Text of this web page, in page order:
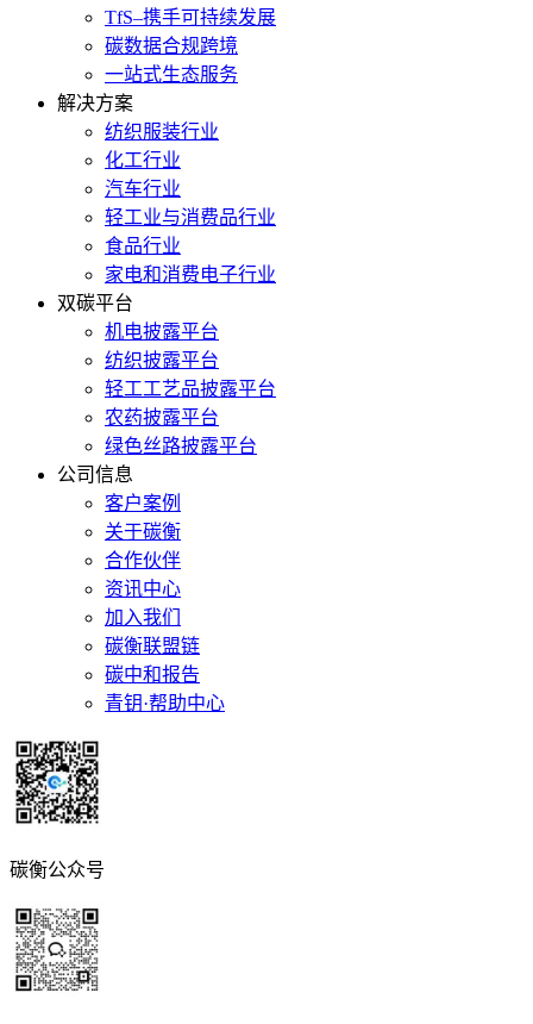
TfS–携手可持续发展
碳数据合规跨境
一站式生态服务
解决方案
纺织服装行业
化工行业
汽车行业
轻工业与消费品行业
食品行业
家电和消费电子行业
双碳平台
机电披露平台
纺织披露平台
轻工工艺品披露平台
农药披露平台
绿色丝路披露平台
公司信息
客户案例
关于碳衡
合作伙伴
资讯中心
加入我们
碳衡联盟链
碳中和报告
青钥·帮助中心
碳衡公众号